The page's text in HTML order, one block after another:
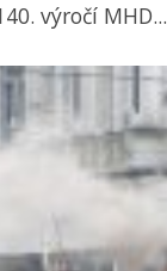
výročí MHD...